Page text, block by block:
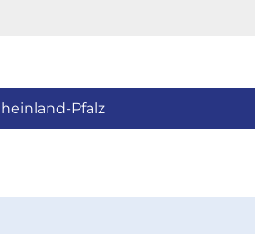
Pfalz